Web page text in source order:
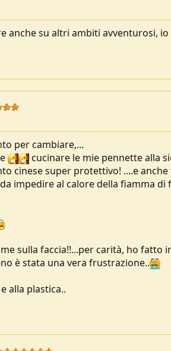
anche su altri ambiti avventurosi,
per cambiare,...
cucinare le mie pennette alla
cinese super protettivo! ....e anche
impedire al calore della fiamma
sulla faccia!!...per carità, ho fatto
è stata una vera frustrazione..
alla plastica..